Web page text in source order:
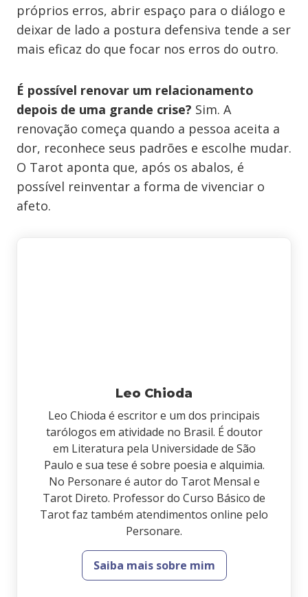
próprios erros, abrir espaço para o diálogo e
deixar de lado a postura defensiva tende a ser
mais eficaz do que focar nos erros do outro.
É possível renovar um relacionamento
depois de uma grande crise? Sim. A
renovação começa quando a pessoa aceita a
dor, reconhece seus padrões e escolhe mudar.
O Tarot aponta que, após os abalos, é
possível reinventar a forma de vivenciar o
afeto.
Leo Chioda
Leo Chioda é escritor e um dos principais
tarólogos em atividade no Brasil. É doutor
em Literatura pela Universidade de São
Paulo e sua tese é sobre poesia e alquimia.
No Personare é autor do Tarot Mensal e
Tarot Direto. Professor do Curso Básico de
Tarot faz também atendimentos online pelo
Personare.
Saiba mais sobre mim